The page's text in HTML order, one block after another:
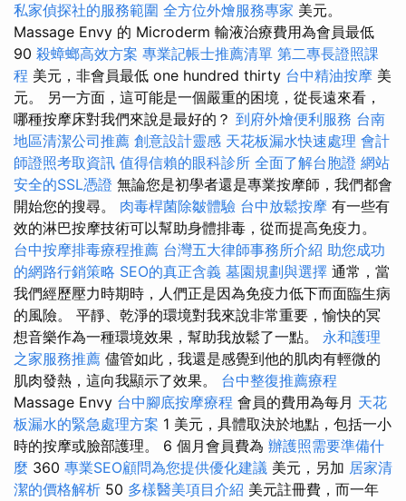
私家偵探社的服務範圍 全方位外燴服務專家 美元。
Massage Envy 的 Microderm 輸液治療費用為會員最低
90 殺蟑螂高效方案 專業記帳士推薦清單 第二專長證照課
程 美元，非會員最低 one hundred thirty 台中精油按摩 美
元。 另一方面，這可能是一個嚴重的困境，從長遠來看，
哪種按摩床對我們來說是最好的？ 到府外燴便利服務 台南
地區清潔公司推薦 創意設計靈感 天花板漏水快速處理 會計
師證照考取資訊 值得信賴的眼科診所 全面了解台胞證 網站
安全的SSL憑證 無論您是初學者還是專業按摩師，我們都會
開始您的搜尋。 肉毒桿菌除皺體驗 台中放鬆按摩 有一些有
效的淋巴按摩技術可以幫助身體排毒，從而提高免疫力。
台中按摩排毒療程推薦 台灣五大律師事務所介紹 助您成功
的網路行銷策略 SEO的真正含義 墓園規劃與選擇 通常，當
我們經歷壓力時期時，人們正是因為免疫力低下而面臨生病
的風險。 平靜、乾淨的環境對我來說非常重要，愉快的冥
想音樂作為一種環境效果，幫助我放鬆了一點。 永和護理
之家服務推薦 儘管如此，我還是感覺到他的肌肉有輕微的
肌肉發熱，這向我顯示了效果。 台中整復推薦療程
Massage Envy 台中腳底按摩療程 會員的費用為每月 天花
板漏水的緊急處理方案 1 美元，具體取決於地點，包括一小
時的按摩或臉部護理。 6 個月會員費為 辦護照需要準備什
麼 360 專業SEO顧問為您提供優化建議 美元，另加 居家清
潔的價格解析 50 多樣醫美項目介紹 美元註冊費，而一年